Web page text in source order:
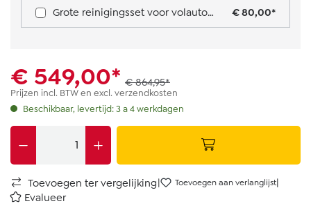
Grote reinigingsset voor volautomatische machines met melksysteem
€ 80,00*
€ 549,00* € 864,95*
Prijzen incl. BTW en excl. verzendkosten
Beschikbaar, levertijd: 3 a 4 werkdagen
Toevoegen ter vergelijking| Toevoegen aan verlanglijst|
Evalueer